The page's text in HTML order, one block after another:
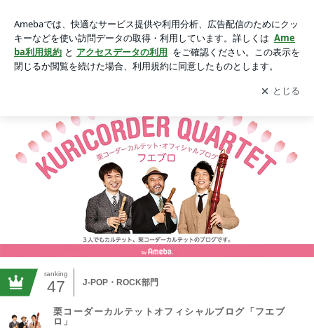
ed by Amebaアプリをダウンロードして ブログの更新通知
を受け取りまし
ょう。
開く
ranking
47 J-POP・ROCK部門
栗コーダーカルテットオフィシャルブログ「フエブ
ロ」